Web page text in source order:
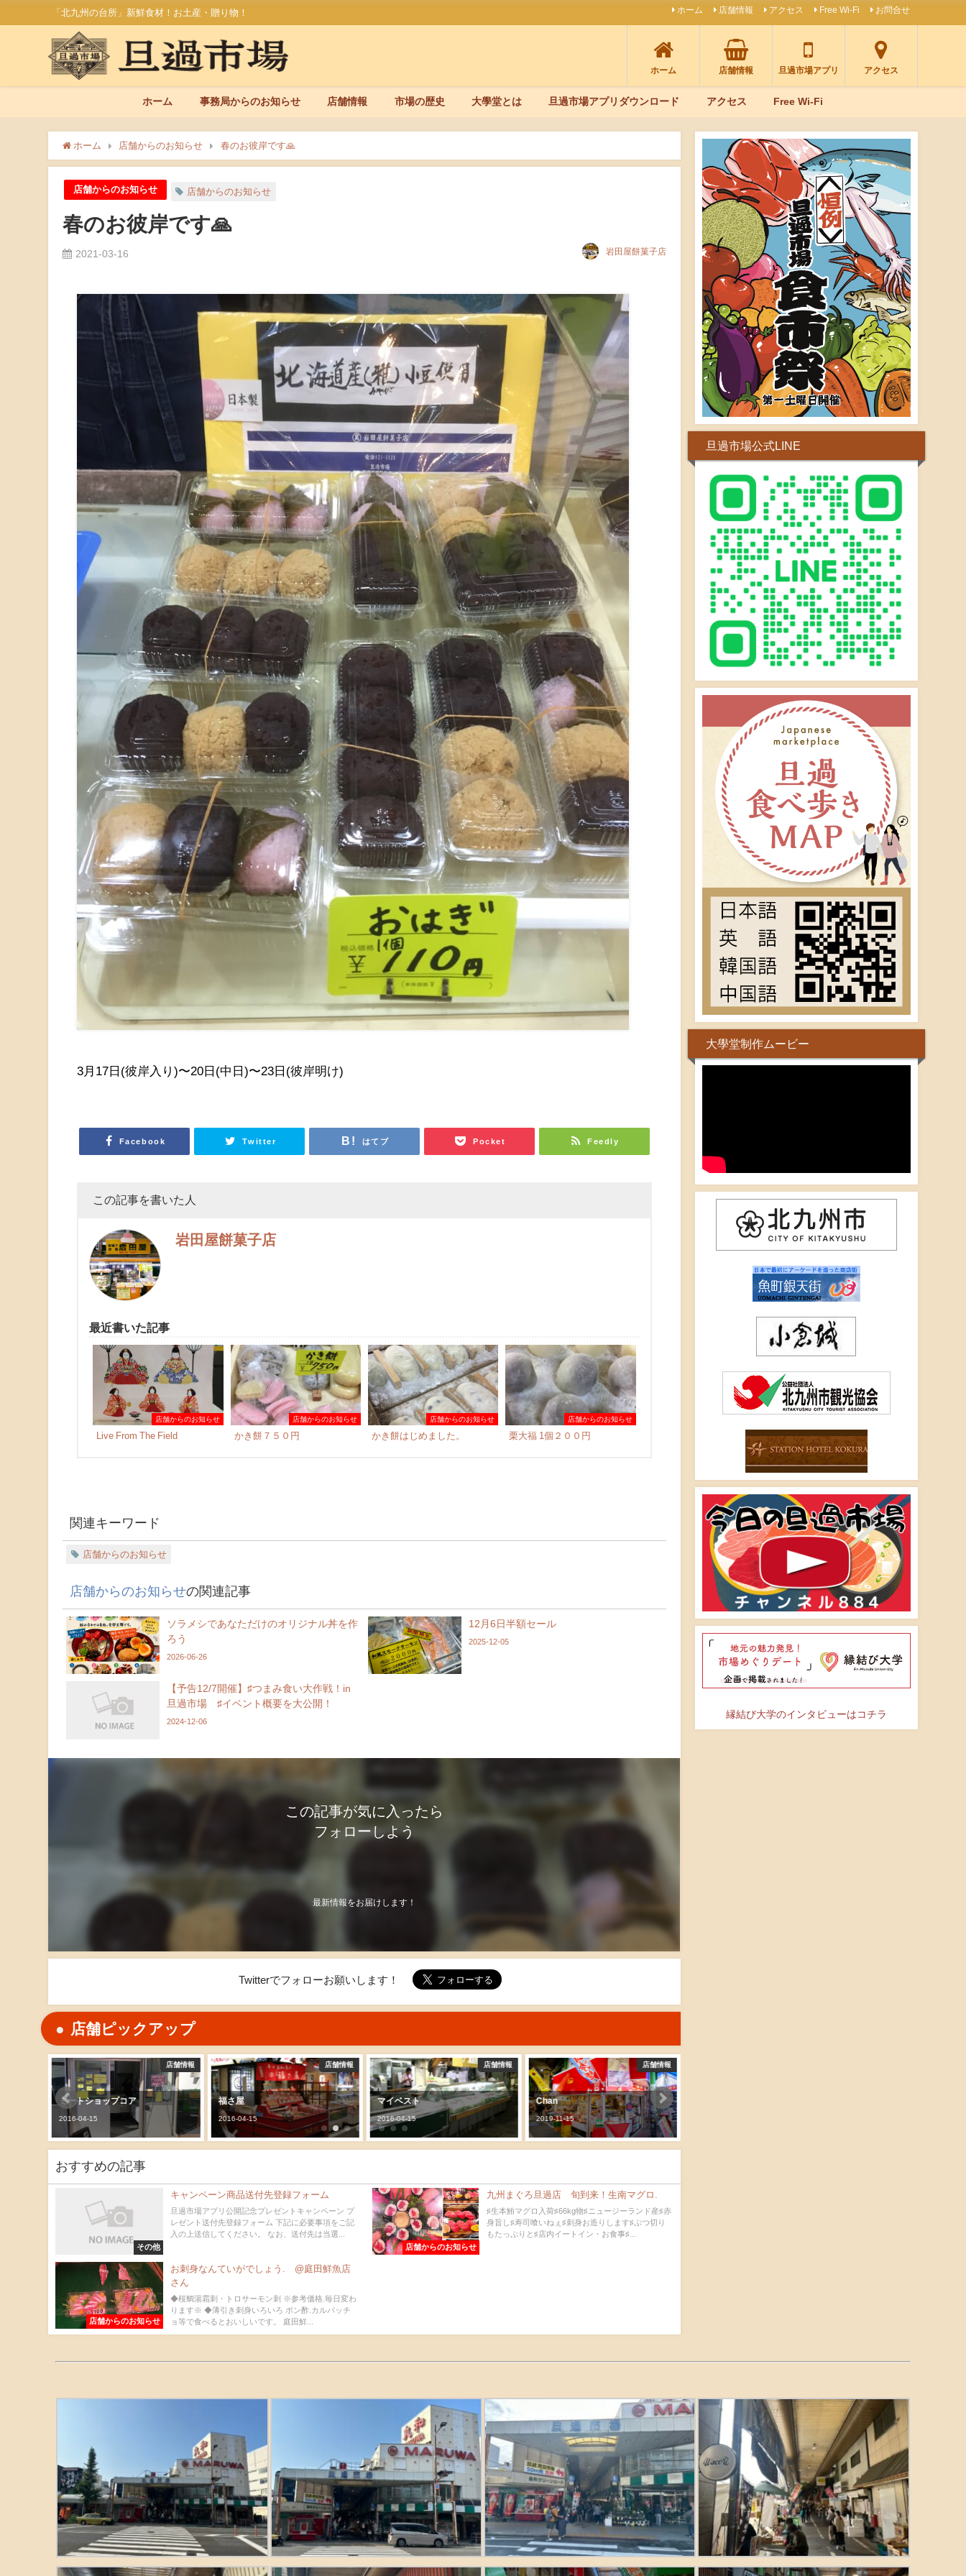
「北九州の台所」新鮮食材！お土産・贈り物！ ホーム 店舗情報 アクセス Free Wi-Fi お問合せ
ホーム 店舗情報 旦過市場アプリ アクセス
ホーム 事務局からのお知らせ 店舗情報 市場の歴史 大學堂とは 旦過市場アプリダウンロード アクセス Free Wi-Fi
ホーム 店舗からのお知らせ 春のお彼岸です🙏
店舗からのお知らせ 店舗からのお知らせ
春のお彼岸です🙏
2021-03-16 岩田屋餅菓子店
3月17日(彼岸入り)〜20日(中日)〜23日(彼岸明け)
Facebook Twitter はてブ Pocket Feedly
この記事を書いた人
岩田屋餅菓子店
最近書いた記事
店舗からのお知らせ
Live From The Field
店舗からのお知らせ
かき餅７５０円
店舗からのお知らせ
かき餅はじめました。
店舗からのお知らせ
栗大福 1個２００円
関連キーワード
店舗からのお知らせ
店舗からのお知らせの関連記事
ソラメシであなただけのオリジナル丼を作
ろう
2026-06-26
12月6日半額セール
2025-12-05
【予告12/7開催】♯つまみ食い大作戦！in
旦過市場 ♯イベント概要を大公開！
2024-12-06
この記事が気に入ったら
フォローしよう
最新情報をお届けします！
Twitterでフォローお願いします！
店舗ピックアップ
店舗情報
福さ屋
2016-04-15
店舗情報
マイベスト
2016-04-15
店舗情報
Chan
2019-11-15
店舗情報
フィッシュマート
2016-04-15
おすすめの記事
その他
キャンペーン商品送付先登録フォーム
旦過市場アプリ公開記念プレゼントキャンペーン プ
レゼント送付先登録フォーム 下記に必要事項をご記
入の上送信してください。 なお、送付先は当選...
店舗からのお知らせ
九州まぐろ旦過店 旬到来！生南マグロ.
♯生本鮪マグロ入荷♯66kg物♯ニュージーランド産♯赤
身旨し♯寿司喰いねぇ♯刺身お造りします♯ぶつ切り
もたっぷりと♯店内イートイン・お食事♯...
店舗からのお知らせ
お刺身なんていがでしょう. @庭田鮮魚店
さん
◆桜鯛湯霜刺・トロサーモン刺 ※参考価格.毎日変わ
ります※ ◆薄引き刺身いろいろ ポン酢.カルパッチ
ョ等で食べるとおいしいです。 庭田鮮...
旦過市場公式LINE
大學堂制作ムービー
縁結び大学のインタビューはコチラ